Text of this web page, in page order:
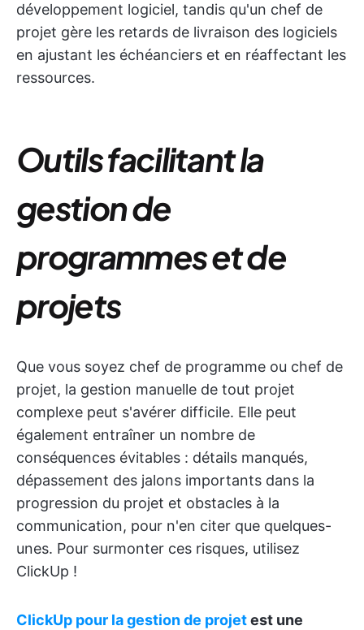
développement logiciel, tandis qu'un chef de
projet gère les retards de livraison des logiciels
en ajustant les échéanciers et en réaffectant les
ressources.
Outils facilitant la
gestion de
programmes et de
projets
Que vous soyez chef de programme ou chef de
projet, la gestion manuelle de tout projet
complexe peut s'avérer difficile. Elle peut
également entraîner un nombre de
conséquences évitables : détails manqués,
dépassement des jalons importants dans la
progression du projet et obstacles à la
communication, pour n'en citer que quelques-
unes. Pour surmonter ces risques, utilisez
ClickUp !
ClickUp pour la gestion de projetest une